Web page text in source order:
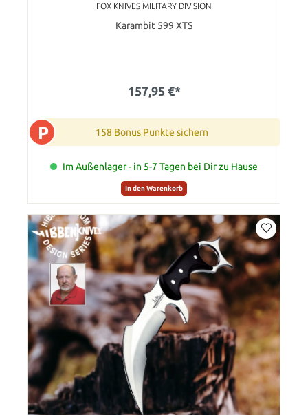
FOX KNIVES MILITARY DIVISION
Karambit 599 XTS
157,95 €*
P 158 Bonus Punkte sichern
Im Außenlager - in 5-7 Tagen bei Dir zu Hause
In den Warenkorb